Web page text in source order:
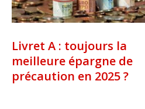
Livret A : toujours la
meilleure épargne de
précaution en 2025 ?